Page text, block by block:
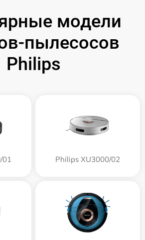
модели
пылесосов
Philips
01 Philips XU3000/02